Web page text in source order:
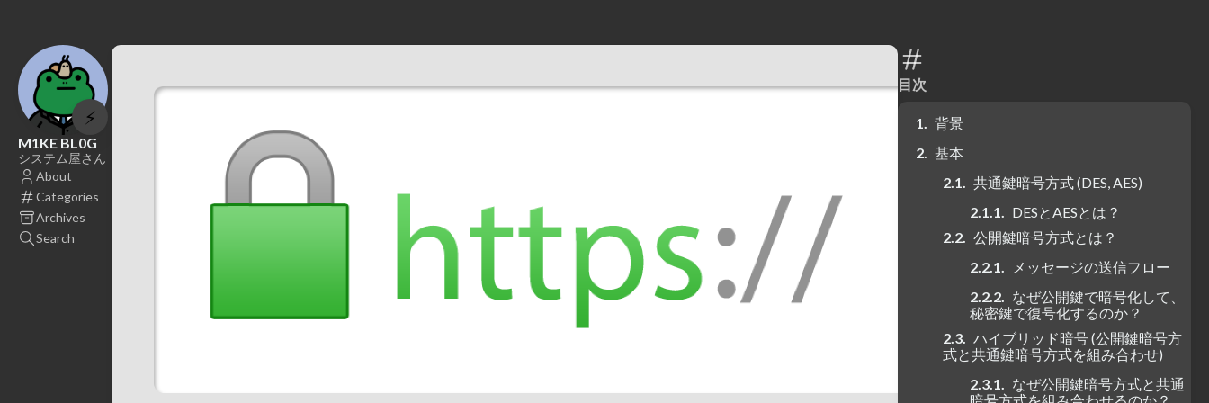
⚡
M1KE BL0G
システム屋さん
About
Categories
Archives
Search
目次
背景
基本
共通鍵暗号方式 (DES, AES)
DESとAESとは？
公開鍵暗号方式とは？
メッセージの送信フロー
なぜ公開鍵で暗号化して、
秘密鍵で復号化するのか？
ハイブリッド暗号 (公開鍵暗号方
式と共通鍵暗号方式を組み合わせ)
なぜ公開鍵暗号方式と共通